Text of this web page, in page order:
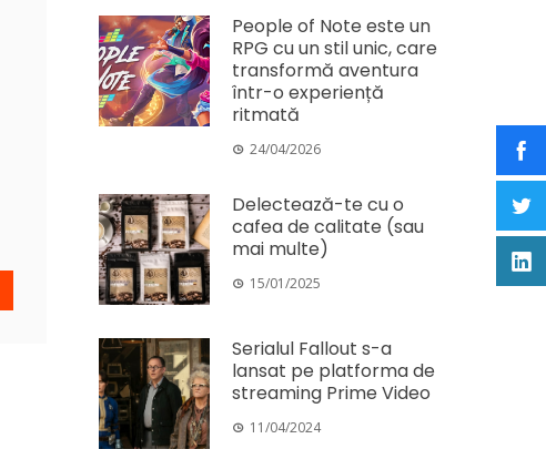
People of Note este un
RPG cu un stil unic, care
transformă aventura
într-o experiență
ritmată
24/04/2026
Delectează-te cu o
cafea de calitate (sau
mai multe)
15/01/2025
Serialul Fallout s-a
lansat pe platforma de
streaming Prime Video
11/04/2024